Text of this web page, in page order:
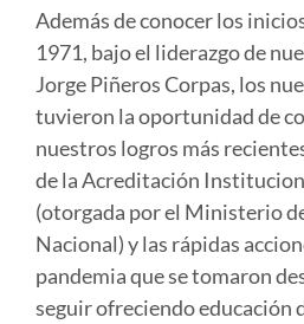
Además de conocer los
1971, bajo el liderazgo de
Jorge Piñeros Corpas, los
tuvieron la oportunidad de
nuestros logros más
de la Acreditación
(otorgada por el Ministerio
Nacional) y las rápidas
pandemia que se tomaron
seguir ofreciendo educación